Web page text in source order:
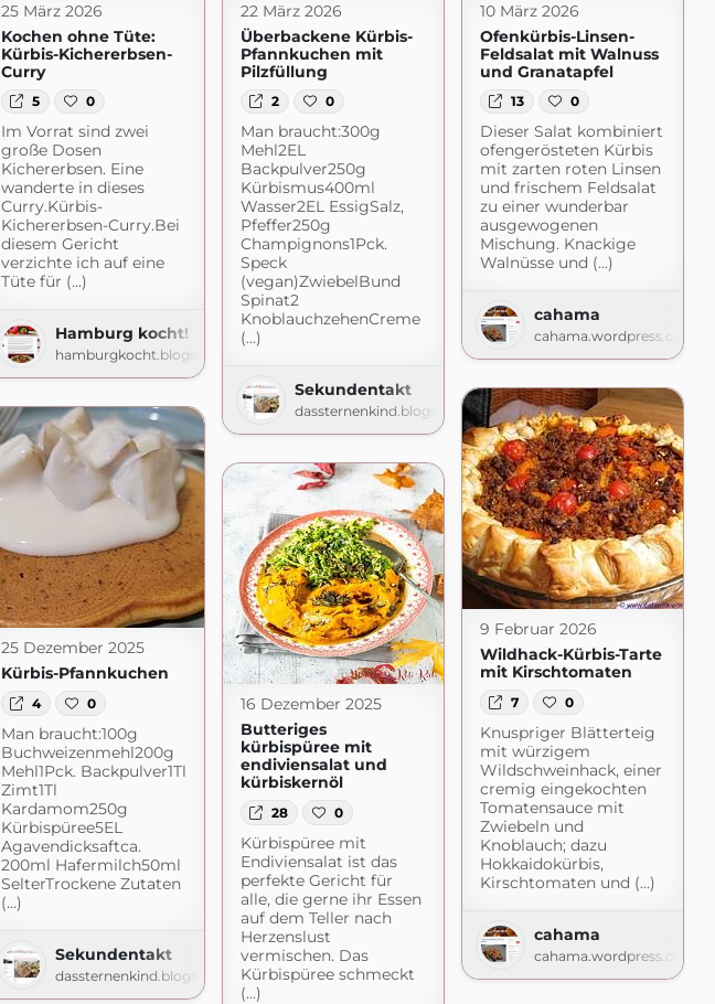
25 März 2026
Kochen ohne Tüte:
Kürbis-Kichererbsen-
Curry
5 0
Im Vorrat sind zwei
große Dosen
Kichererbsen. Eine
wanderte in dieses
Curry.Kürbis-
Kichererbsen-Curry.Bei
diesem Gericht
verzichte ich auf eine
Tüte für (...)
Hamburg kocht!
hamburgkocht.blogspot.com
22 März 2026
Überbackene Kürbis-
Pfannkuchen mit
Pilzfüllung
2 0
Man braucht:300g
Mehl2EL
Backpulver250g
Kürbismus400ml
Wasser2EL EssigSalz,
Pfeffer250g
Champignons1Pck.
Speck
(vegan)ZwiebelBund
Spinat2
KnoblauchzehenCreme
(...)
Sekundentakt
dassternenkind.blogspot.com
10 März 2026
Ofenkürbis-Linsen-
Feldsalat mit Walnuss
und Granatapfel
13 0
Dieser Salat kombiniert
ofengerösteten Kürbis
mit zarten roten Linsen
und frischem Feldsalat
zu einer wunderbar
ausgewogenen
Mischung. Knackige
Walnüsse und (...)
cahama
cahama.wordpress.com
9 Februar 2026
Wildhack-Kürbis-Tarte
mit Kirschtomaten
7 0
Knuspriger Blätterteig
mit würzigem
Wildschweinhack, einer
cremig eingekochten
Tomatensauce mit
Zwiebeln und
Knoblauch; dazu
Hokkaidokürbis,
Kirschtomaten und (...)
cahama
cahama.wordpress.com
25 Dezember 2025
Kürbis-Pfannkuchen
4 0
Man braucht:100g
Buchweizenmehl200g
Mehl1Pck. Backpulver1Tl
Zimt1Tl
Kardamom250g
Kürbispüree5EL
Agavendicksaftca.
200ml Hafermilch50ml
SelterTrockene Zutaten
(...)
Sekundentakt
dassternenkind.blogspot.com
16 Dezember 2025
Butteriges
kürbispüree mit
endiviensalat und
kürbiskernöl
28 0
Kürbispüree mit
Endiviensalat ist das
perfekte Gericht für
alle, die gerne ihr Essen
auf dem Teller nach
Herzenslust
vermischen. Das
Kürbispüree schmeckt
(...)